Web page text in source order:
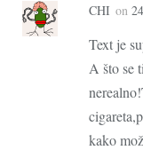
CHI on
Text je
A što se
kako